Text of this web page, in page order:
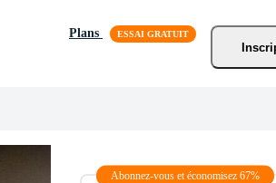
Plans
Abonnez-vous et économisez 67%